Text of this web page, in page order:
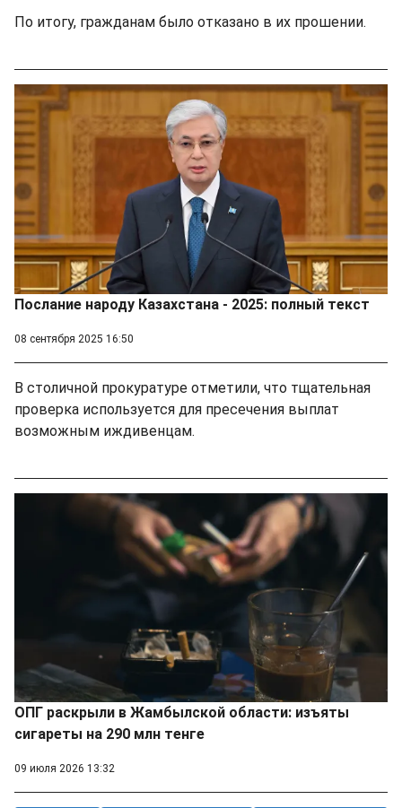
По итогу, гражданам было отказано в их прошении.
Послание народу Казахстана - 2025: полный текст
08 сентября 2025 16:50
В столичной прокуратуре отметили, что тщательная
проверка используется для пресечения выплат
возможным иждивенцам.
ОПГ раскрыли в Жамбылской области: изъяты
сигареты на 290 млн тенге
09 июля 2026 13:32